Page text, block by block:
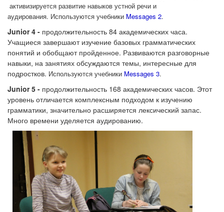
активизируется развитие навыков устной речи и
аудирования. Используются учебники Messages 2.
Junior 4 - продолжительность 84 академических часа.
Учащиеся завершают изучение базовых грамматических
понятий и обобщают пройденное. Развиваются разговорные
навыки, на занятиях обсуждаются темы, интересные для
подростков. Используются учебники Messages 3.
Junior 5 - продолжительность 168 академических часов. Этот
уровень отличается комплексным подходом к изучению
грамматики, значительно расширяется лексический запас.
Много времени уделяется аудированию.